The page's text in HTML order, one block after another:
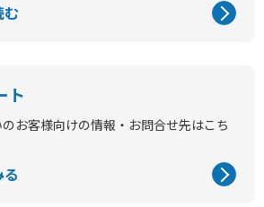
む
ト
お客様向けの情報・お問合せ先はこち